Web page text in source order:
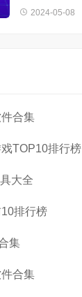
2024-05-08
合集
TOP10排行榜
大全
排行榜
集
合集